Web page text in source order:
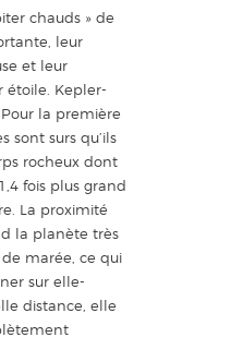
chauds » de
leur
et leur
étoile. Kepler-
la première
sont surs qu’ils
rocheux dont
fois plus grand
La proximité
la planète très
marée, ce qui
sur elle-
distance, elle